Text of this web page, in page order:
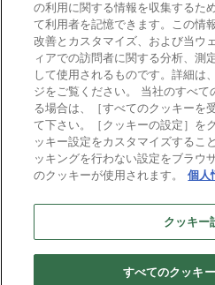
mcframeナビ（ユーザ登録者）
mcframeユーザ会サイト（MCUG
ID発行をご希望の方はこちら
パートナー専用サイト
mcframe GAパートナー専用サイト
MIJS
B-EN-Gについて
ビジネスエンジニアリング株式会社
の利用に関する情報を収集するた
て利用者を記憶できます。この情
改善とカスタマイズ、および当ウ
ィアでの訪問者に関する分析、測
して使用されるものです。詳細は
ジをご覧ください。 当社のすべて
る場合は、［すべてのクッキーを
て下さい。［クッキーの設定］を
ッキー設定をカスタマイズするこ
ッキングを行わない設定をブラウ
のクッキーが使用されます。
個人
クッキー
すべてのクッキ